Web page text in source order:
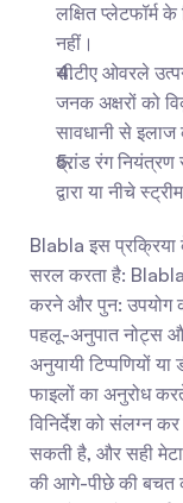
लक्षित प्लेटफॉर्म
नहीं।
सीटीए ओवरले
जनक अक्षरों को
सावधानी से
ब्रांड रंग
द्वारा या नीचे
Blabla इस प्रक्रिया
सरल करता है:
करने और पुन: उपयोग
पहलू-अनुपात नोट्स
अनुयायी टिप्पणियों
फाइलों का अनुरोध
विनिर्देश को संलग्न
सकती है, और सही
की आगे-पीछे की बचत